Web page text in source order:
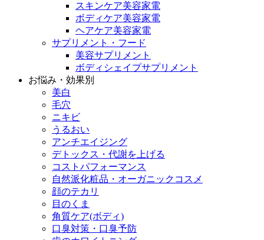
スキンケア美容家電
ボディケア美容家電
ヘアケア美容家電
サプリメント・フード
美容サプリメント
ボディシェイプサプリメント
お悩み・効果別
美白
毛穴
ニキビ
うるおい
アンチエイジング
デトックス・代謝を上げる
コストパフォーマンス
自然派化粧品・オーガニックコスメ
顔のテカリ
目のくま
角質ケア(ボディ)
口臭対策・口臭予防